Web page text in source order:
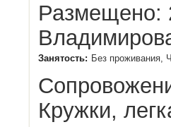
Размещено:
Занятость: Без проживания,
Кружки,